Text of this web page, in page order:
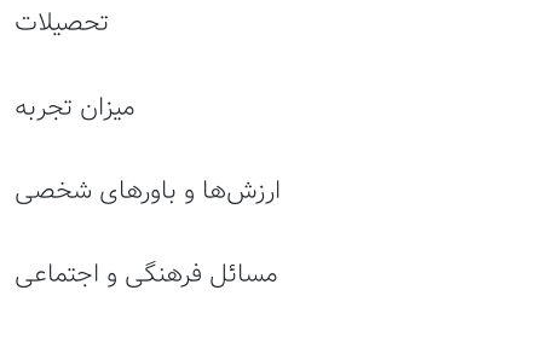
تحصیلات
میزان تجربه
ارزش‌ها و باورهای شخصی
مسائل فرهنگی و اجتماعی